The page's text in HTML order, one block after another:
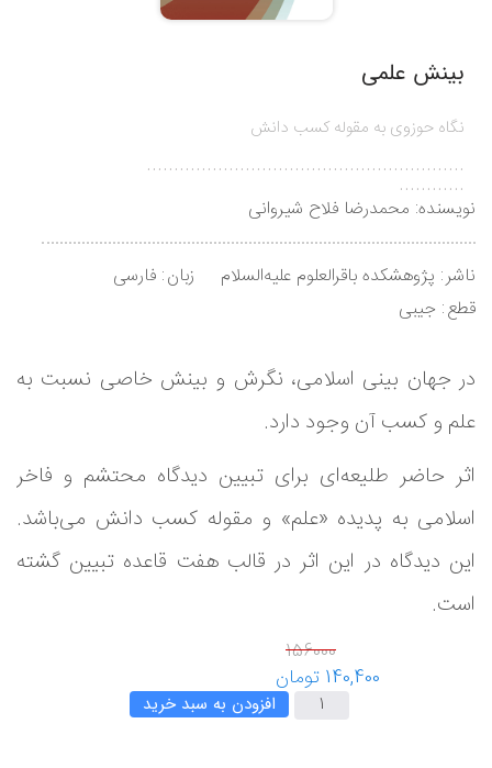
بینش علمی
نگاه حوزوی به مقوله کسب دانش
..........................................................
............
نویسنده: محمدرضا فلاح شیروانی
ناشر پژوهشکده باقرالعلوم علیه‌السلام زبان فارسی
قطع جیبی
در جهان بینی اسلامی، نگرش و بینش خاصی نسبت به
علم و کسب آن وجود دارد.
اثر حاضر طلیعه‌ای برای تبیین دیدگاه محتشم و فاخر
اسلامی به پدیده «علم» و مقوله کسب دانش می‌باشد.
این دیدگاه در این اثر در قالب هفت قاعده تبیین گشته
است.
افزودن به سبد خرید